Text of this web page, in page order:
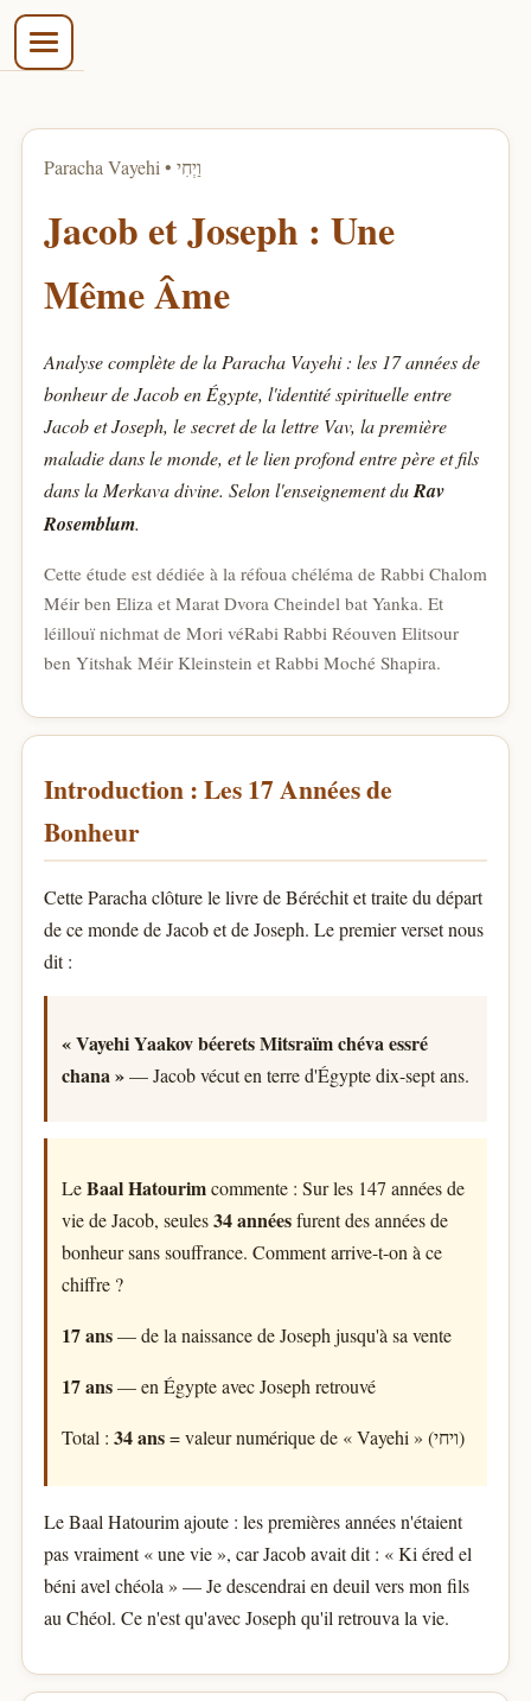
בס״ד
Paracha Vayehi • וַיְחִי
Jacob et Joseph : Une
Même Âme
Analyse complète de la Paracha Vayehi : les 17 années de
bonheur de Jacob en Égypte, l'identité spirituelle entre
Jacob et Joseph, le secret de la lettre Vav, la première
maladie dans le monde, et le lien profond entre père et fils
dans la Merkava divine. Selon l'enseignement duRav
Rosemblum.
Cette étude est dédiée à la réfoua chéléma de Rabbi Chalom
Méir ben Eliza et Marat Dvora Cheindel bat Yanka. Et
léillouï nichmat de Mori véRabi Rabbi Réouven Elitsour
ben Yitshak Méir Kleinstein et Rabbi Moché Shapira.
Introduction : Les 17 Années de
Bonheur
Cette Paracha clôture le livre de Béréchit et traite du départ
de ce monde de Jacob et de Joseph. Le premier verset nous
dit :
« Vayehi Yaakov béerets Mitsraïm chéva essré
chana »— Jacob vécut en terre d'Égypte dix-sept ans.
LeBaal Hatourimcommente : Sur les 147 années de
vie de Jacob, seules34 annéesfurent des années de
bonheur sans souffrance. Comment arrive-t-on à ce
chiffre ?
17 ans— de la naissance de Joseph jusqu'à sa vente
17 ans— en Égypte avec Joseph retrouvé
Total : 34 ans = valeur numérique de « Vayehi » (ויחי)
Le Baal Hatourim ajoute : les premières années n'étaient
pas vraiment « une vie », car Jacob avait dit : « Ki éred el
béni avel chéola » — Je descendrai en deuil vers mon fils
au Chéol. Ce n'est qu'avec Joseph qu'il retrouva la vie.